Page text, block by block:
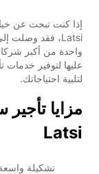
واحدة من أكبر
عليها لتوفير خدمات
لتلبية احتياجاتك.
Latsi
تشكيلة واسعة